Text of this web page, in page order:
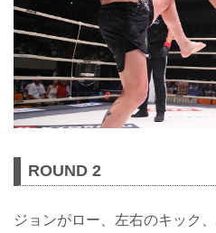
ROUND 2
ジョンがロー、左右のキック